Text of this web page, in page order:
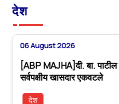
देश
06 August 2026
[ABP MAJHA]दी. बा. पाटील
सर्वपक्षीय खासदार एकवटले
देश